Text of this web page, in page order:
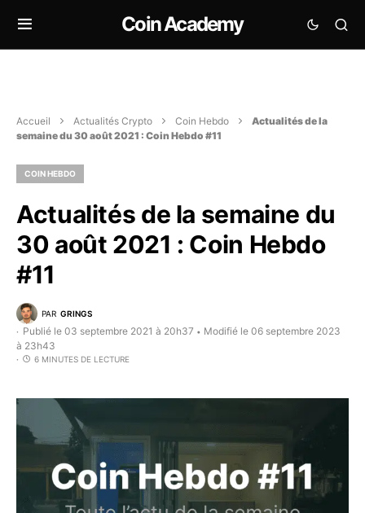
Coin Academy
Accueil Actualités Crypto Coin Hebdo
Actualités de la
semaine du 30 août 2021 : Coin Hebdo #11
COIN HEBDO
Actualités de la semaine du
30 août 2021 : Coin Hebdo
#11
PAR GRINGS
Publié le 03 septembre 2021 à 20h37 • Modifié le 06 septembre 2023
à 23h43
6 MINUTES DE LECTURE